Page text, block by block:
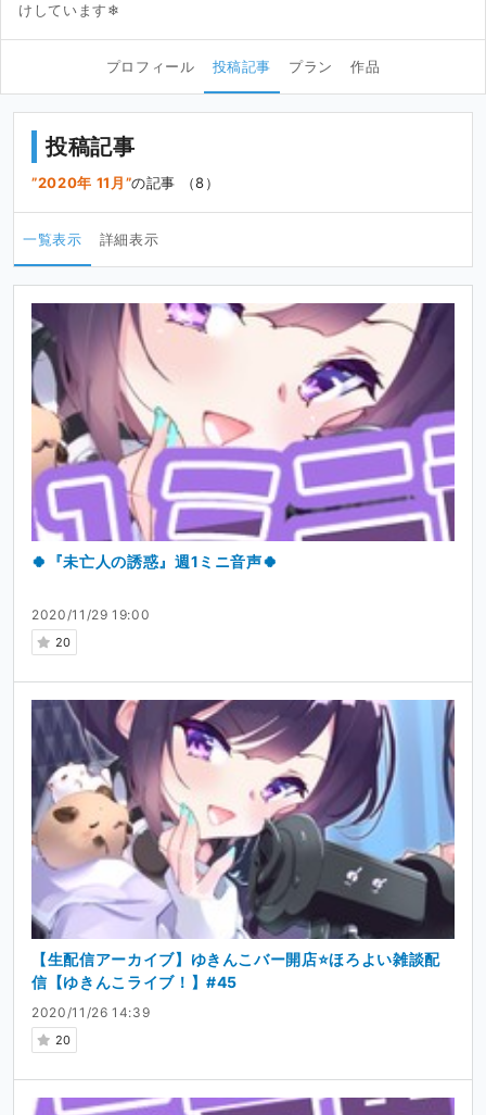
けしています❄
プロフィール 投稿記事 プラン 作品
投稿記事
2020年 11月 の記事 （8）
一覧表示 詳細表示
2020/11/29 19:00
20
🍀『未亡人の誘惑』週1ミニ音声🍀
2020/11/26 14:39
20
【生配信アーカイブ】ゆきんこバー開店⭐ほろよい雑談配
信【ゆきんこライブ！】#45